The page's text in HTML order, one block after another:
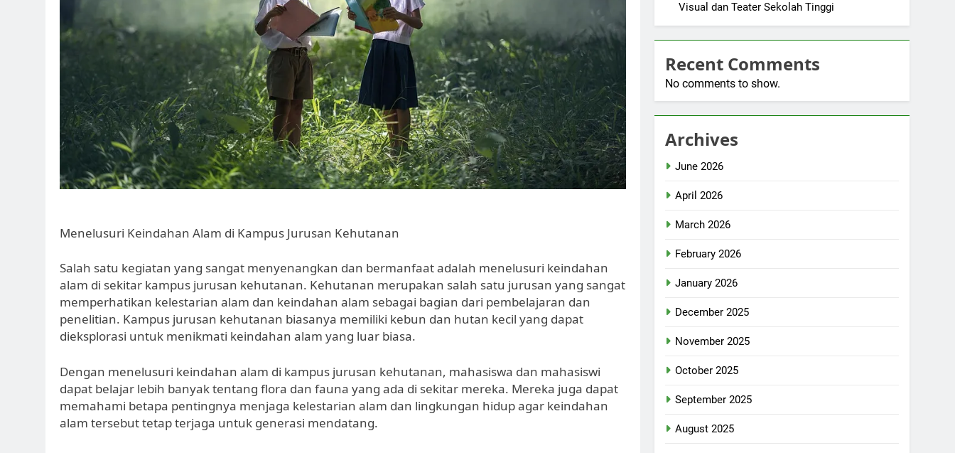
Menelusuri Keindahan Alam di Kampus Jurusan Kehutanan
Salah satu kegiatan yang sangat menyenangkan dan bermanfaat adalah menelusuri keindahan
alam di sekitar kampus jurusan kehutanan. Kehutanan merupakan salah satu jurusan yang sangat
memperhatikan kelestarian alam dan keindahan alam sebagai bagian dari pembelajaran dan
penelitian. Kampus jurusan kehutanan biasanya memiliki kebun dan hutan kecil yang dapat
dieksplorasi untuk menikmati keindahan alam yang luar biasa.
Dengan menelusuri keindahan alam di kampus jurusan kehutanan, mahasiswa dan mahasiswi
dapat belajar lebih banyak tentang flora dan fauna yang ada di sekitar mereka. Mereka juga dapat
memahami betapa pentingnya menjaga kelestarian alam dan lingkungan hidup agar keindahan
alam tersebut tetap terjaga untuk generasi mendatang.
Visual dan Teater Sekolah Tinggi
Recent Comments
No comments to show.
Archives
June 2026
April 2026
March 2026
February 2026
January 2026
December 2025
November 2025
October 2025
September 2025
August 2025